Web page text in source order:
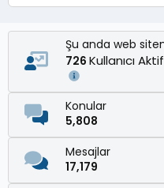
726 Kullanıcı Aktif
Konular
5,808
Mesajlar
17,179